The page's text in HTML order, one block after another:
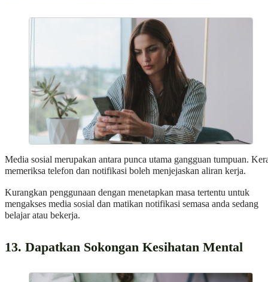
Media sosial merupakan antara punca utama gangguan tumpuan.
memeriksa telefon dan notifikasi boleh menjejaskan aliran kerja.
Kurangkan penggunaan dengan menetapkan masa tertentu untuk
mengakses media sosial dan matikan notifikasi semasa anda sedang
belajar atau bekerja.
13. Dapatkan Sokongan Kesihatan Mental